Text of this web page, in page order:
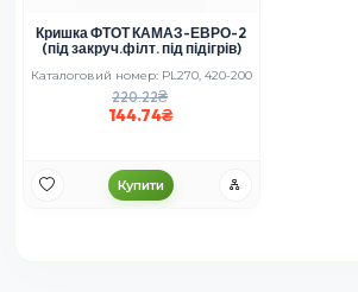
Кришка ФТОТ КАМАЗ-ЕВРО-2
(під закруч.філт. під підігрів)
Каталоговий номер: PL270, 420-200
220.22
144.74
Купити